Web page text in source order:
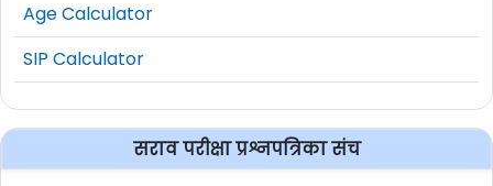
Age Calculator
SIP Calculator
सराव परीक्षा प्रश्नपत्रिका संच